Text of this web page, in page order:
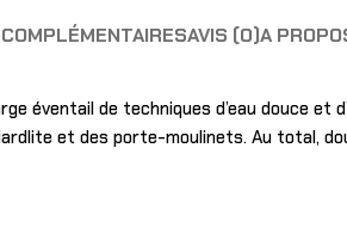
AVIS (0)A
éventail de techniques d’eau douce
et des porte-moulinets. Au total,